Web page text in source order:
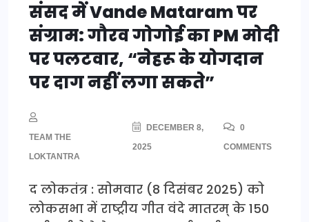
संसद में Vande Mataram पर
संग्राम: गौरव गोगोई का PM मोदी
पर पलटवार, “नेहरू के योगदान
पर दाग नहीं लगा सकते”
TEAM THE
LOKTANTRA
DECEMBER 8,
2025
0
COMMENTS
द लोकतंत्र : सोमवार (8 दिसंबर 2025) को
लोकसभा में राष्ट्रीय गीत वंदे मातरम् के 150